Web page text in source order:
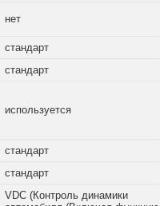
нет
стандарт
стандарт
используется
стандарт
стандарт
VDC (Контроль динамики